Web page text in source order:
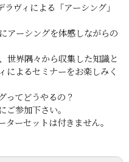
ヴィによる「アーシング」
アーシングを体感しながらの
世界隅々から収集した知識と
によるセミナーをお楽しみく
ってどうやるの？
参加下さい。
ーセットは付きません。